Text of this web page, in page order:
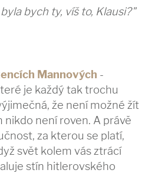
bych ty, víš to, Klausi?"
Mannových -
je každý tak trochu
že není možné žít
nikdo není roven. A právě
za kterou se platí,
svět kolem vás ztrácí
stín hitlerovského